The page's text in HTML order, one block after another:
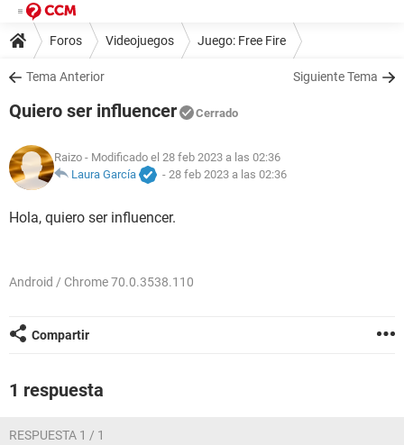
Foros Videojuegos Juego: Free Fire
Tema Anterior Siguiente Tema
Quiero ser influencer Cerrado
Raizo - Modificado el 28 feb 2023 a las 02:36
Laura García
- 28 feb 2023 a las 02:36
Hola, quiero ser influencer.
Android / Chrome 70.0.3538.110
Compartir
1 respuesta
RESPUESTA 1 / 1